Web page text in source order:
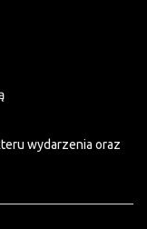
wydarzenia oraz